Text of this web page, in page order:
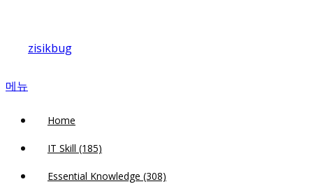
바
zisikbug
메뉴
Home
IT Skill (185)
Essential Knowledge (308)